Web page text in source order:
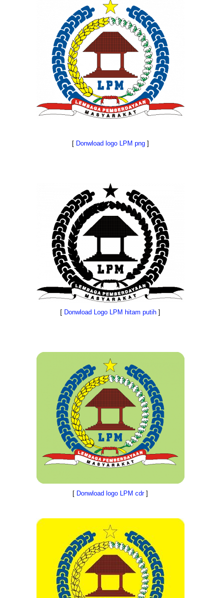
[ Donwload logo LPM png]
[ Donwload Logo LPM hitam putih ]
[ Donwload logo LPM cdr]